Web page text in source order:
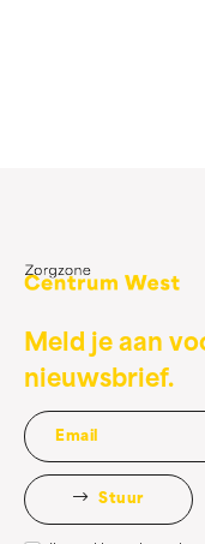
Meld je aan
nieuwsbrief.
Stuur